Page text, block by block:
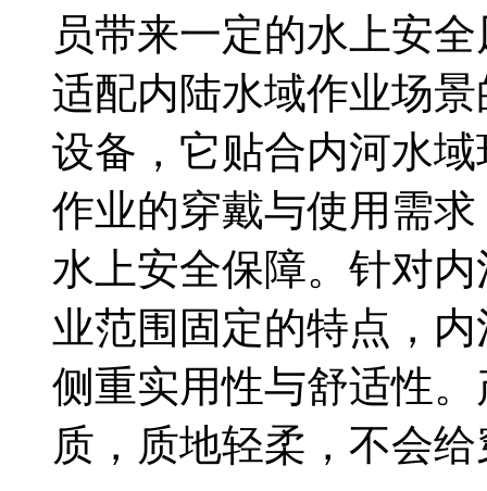
员带来一定的水上安
适配内陆水域作业场
设备，它贴合内河水
作业的穿戴与使用需
水上安全保障。针对
业范围固定的特点，
侧重实用性与舒适性
质，质地轻柔，不会给